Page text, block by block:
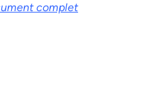
complet